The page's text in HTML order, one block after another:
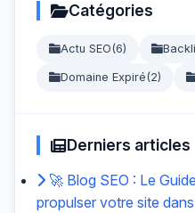
Catégories
Actu SEO(6)
Domaine Expiré(2)
Derniers articles
🚀 Blog SEO : Le
propulser votre site